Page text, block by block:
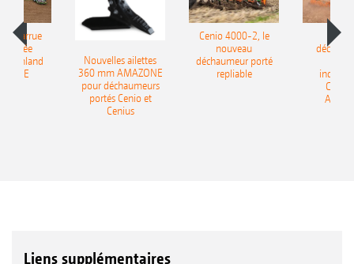
charrue
portée
Onland
Nouvelles ailettes
360 mm AMAZONE
pour déchaumeurs
portés Cenio et
Cenius
Cenio 4000-2, le
nouveau
déchaumeur porté
repliable
Liens supplémentaires